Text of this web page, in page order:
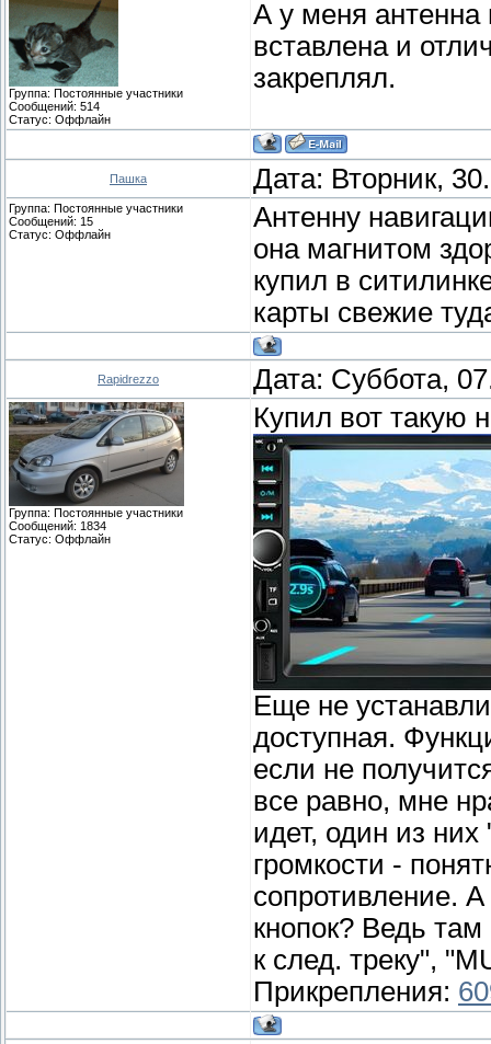
Группа: Постоянные участники
Сообщений: 514
Статус: Оффлайн
А у меня антенна
вставлена и
закреплял.
Пашка Дата: Вторник,
Группа: Постоянные участники
Сообщений: 15
Статус: Оффлайн
Антенну
она магнитом
купил в
карты свежие
Rapidrezzo Дата: Суббота,
Группа: Постоянные участники
Сообщений: 1834
Статус: Оффлайн
Купил вот такую
Еще не
доступная.
если не
все равно, мне
идет, один из
громкости -
сопротивление.
кнопок? Ведь
к след. треку",
Прикрепления: